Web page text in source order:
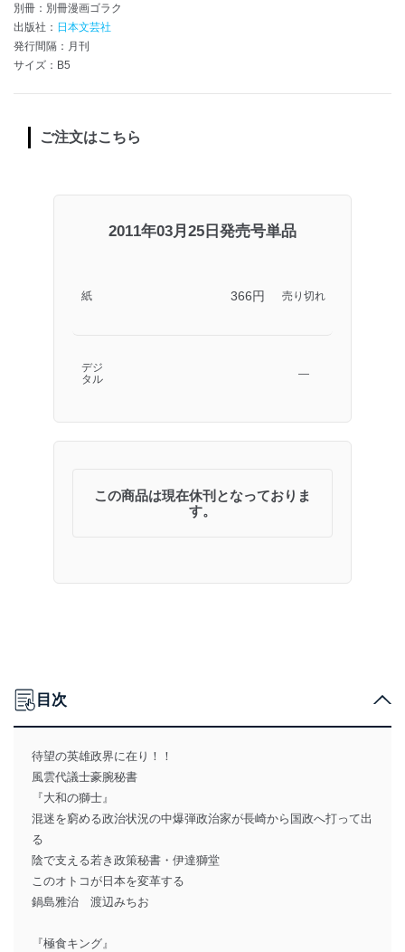
別冊：別冊漫画ゴラク
出版社： 日本文芸社
発行間隔：月刊
サイズ：B5
ご注文はこちら
2011年03月25日発売号単品
紙 366円 売り切れ
デジ
タル
―
この商品は現在休刊となっておりま
す。
目次
待望の英雄政界に在り！！
風雲代議士豪腕秘書
『大和の獅士』
混迷を窮める政治状況の中爆弾政治家が長崎から国政へ打って出
る
陰で支える若き政策秘書・伊達獅堂
このオトコが日本を変革する
鍋島雅治 渡辺みちお
『極食キング』